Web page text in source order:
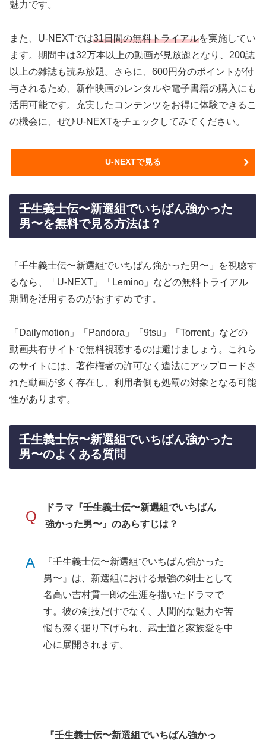
魅力です。
また、U-NEXTでは31日間の無料トライアルを実施してい
ます。期間中は32万本以上の動画が見放題となり、200誌
以上の雑誌も読み放題。さらに、600円分のポイントが付
与されるため、新作映画のレンタルや電子書籍の購入にも
活用可能です。充実したコンテンツをお得に体験できるこ
の機会に、ぜひU-NEXTをチェックしてみてください。
U-NEXTで見る
壬生義士伝〜新選組でいちばん強かった
男〜を無料で見る方法は？
「壬生義士伝〜新選組でいちばん強かった男〜」を視聴す
るなら、「U-NEXT」「Lemino」などの無料トライアル
期間を活用するのがおすすめです。
「Dailymotion」「Pandora」「9tsu」「Torrent」などの
動画共有サイトで無料視聴するのは避けましょう。これら
のサイトには、著作権者の許可なく違法にアップロードさ
れた動画が多く存在し、利用者側も処罰の対象となる可能
性があります。
壬生義士伝〜新選組でいちばん強かった
男〜のよくある質問
Q
ドラマ『壬生義士伝〜新選組でいちばん
強かった男〜』のあらすじは？
A
『壬生義士伝〜新選組でいちばん強かった
男〜』は、新選組における最強の剣士として
名高い吉村貫一郎の生涯を描いたドラマで
す。彼の剣技だけでなく、人間的な魅力や苦
悩も深く掘り下げられ、武士道と家族愛を中
心に展開されます。
『壬生義士伝〜新選組でいちばん強かっ